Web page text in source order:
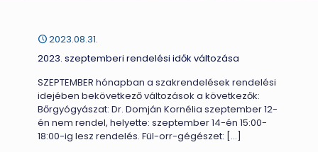
2023.08.31.
2023. szeptemberi rendelési idők változása
SZEPTEMBER hónapban a szakrendelések rendelési
idejében bekövetkező változások a következők:
Bőrgyógyászat: Dr. Domján Kornélia szeptember 12-
én nem rendel, helyette: szeptember 14-én 15:00-
18:00-ig lesz rendelés. Fül-orr-gégészet: […]